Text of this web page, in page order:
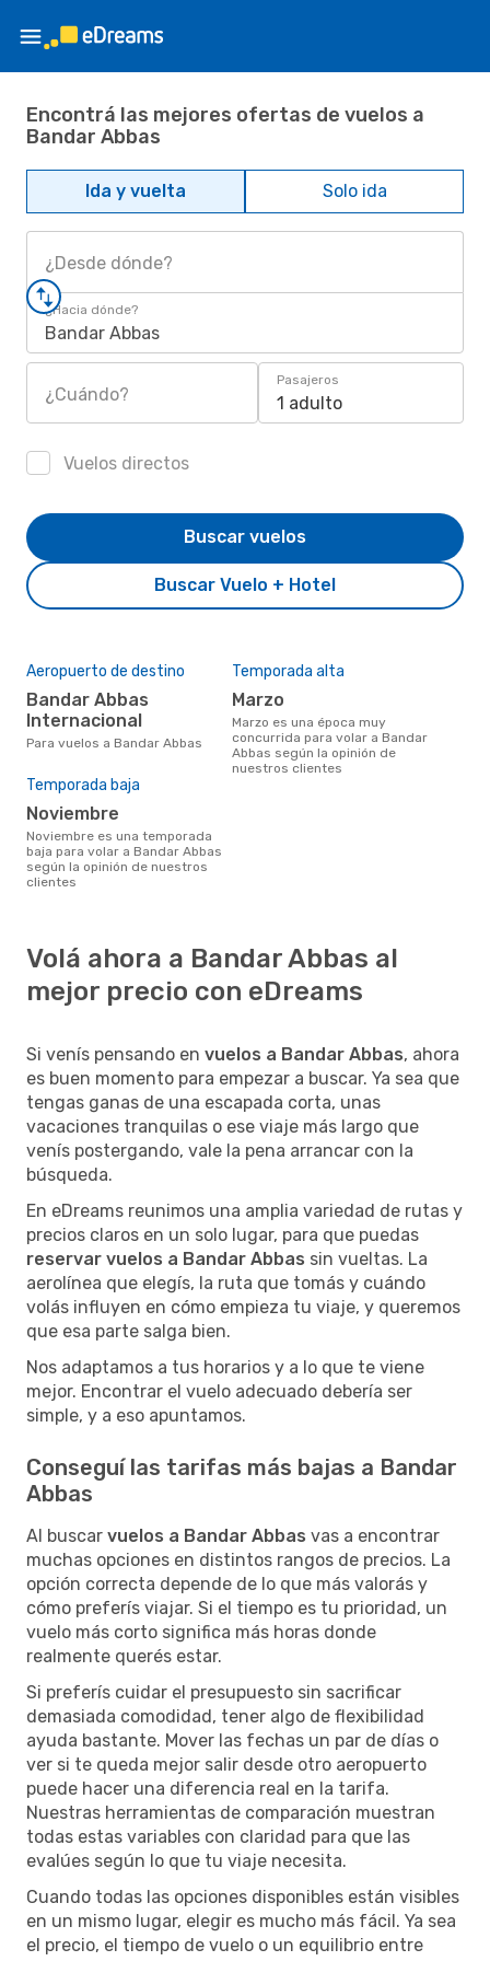
Encontrá las mejores ofertas de vuelos a
Bandar Abbas
Ida y vuelta Solo ida
¿Desde dónde?
¿Hacia dónde?
Bandar Abbas
¿Cuándo?
Pasajeros
1 adulto
Vuelos directos
Buscar Vuelo + Hotel
Buscar vuelos
Aeropuerto de destino
Bandar Abbas
Internacional
Para vuelos a Bandar Abbas
Temporada alta
marzo
marzo es una época muy
concurrida para volar a Bandar
Abbas según la opinión de
nuestros clientes
Temporada baja
noviembre
noviembre es una temporada
baja para volar a Bandar Abbas
según la opinión de nuestros
clientes
Volá ahora a Bandar Abbas al
mejor precio con eDreams
Si venís pensando en vuelos a Bandar Abbas, ahora
es buen momento para empezar a buscar. Ya sea que
tengas ganas de una escapada corta, unas
vacaciones tranquilas o ese viaje más largo que
venís postergando, vale la pena arrancar con la
búsqueda.
En eDreams reunimos una amplia variedad de rutas y
precios claros en un solo lugar, para que puedas
reservar vuelos a Bandar Abbas sin vueltas. La
aerolínea que elegís, la ruta que tomás y cuándo
volás influyen en cómo empieza tu viaje, y queremos
que esa parte salga bien.
Nos adaptamos a tus horarios y a lo que te viene
mejor. Encontrar el vuelo adecuado debería ser
simple, y a eso apuntamos.
Conseguí las tarifas más bajas a Bandar
Abbas
Al buscar vuelos a Bandar Abbas vas a encontrar
muchas opciones en distintos rangos de precios. La
opción correcta depende de lo que más valorás y
cómo preferís viajar. Si el tiempo es tu prioridad, un
vuelo más corto significa más horas donde
realmente querés estar.
Si preferís cuidar el presupuesto sin sacrificar
demasiada comodidad, tener algo de flexibilidad
ayuda bastante. Mover las fechas un par de días o
ver si te queda mejor salir desde otro aeropuerto
puede hacer una diferencia real en la tarifa.
Nuestras herramientas de comparación muestran
todas estas variables con claridad para que las
evalúes según lo que tu viaje necesita.
Cuando todas las opciones disponibles están visibles
en un mismo lugar, elegir es mucho más fácil. Ya sea
el precio, el tiempo de vuelo o un equilibrio entre